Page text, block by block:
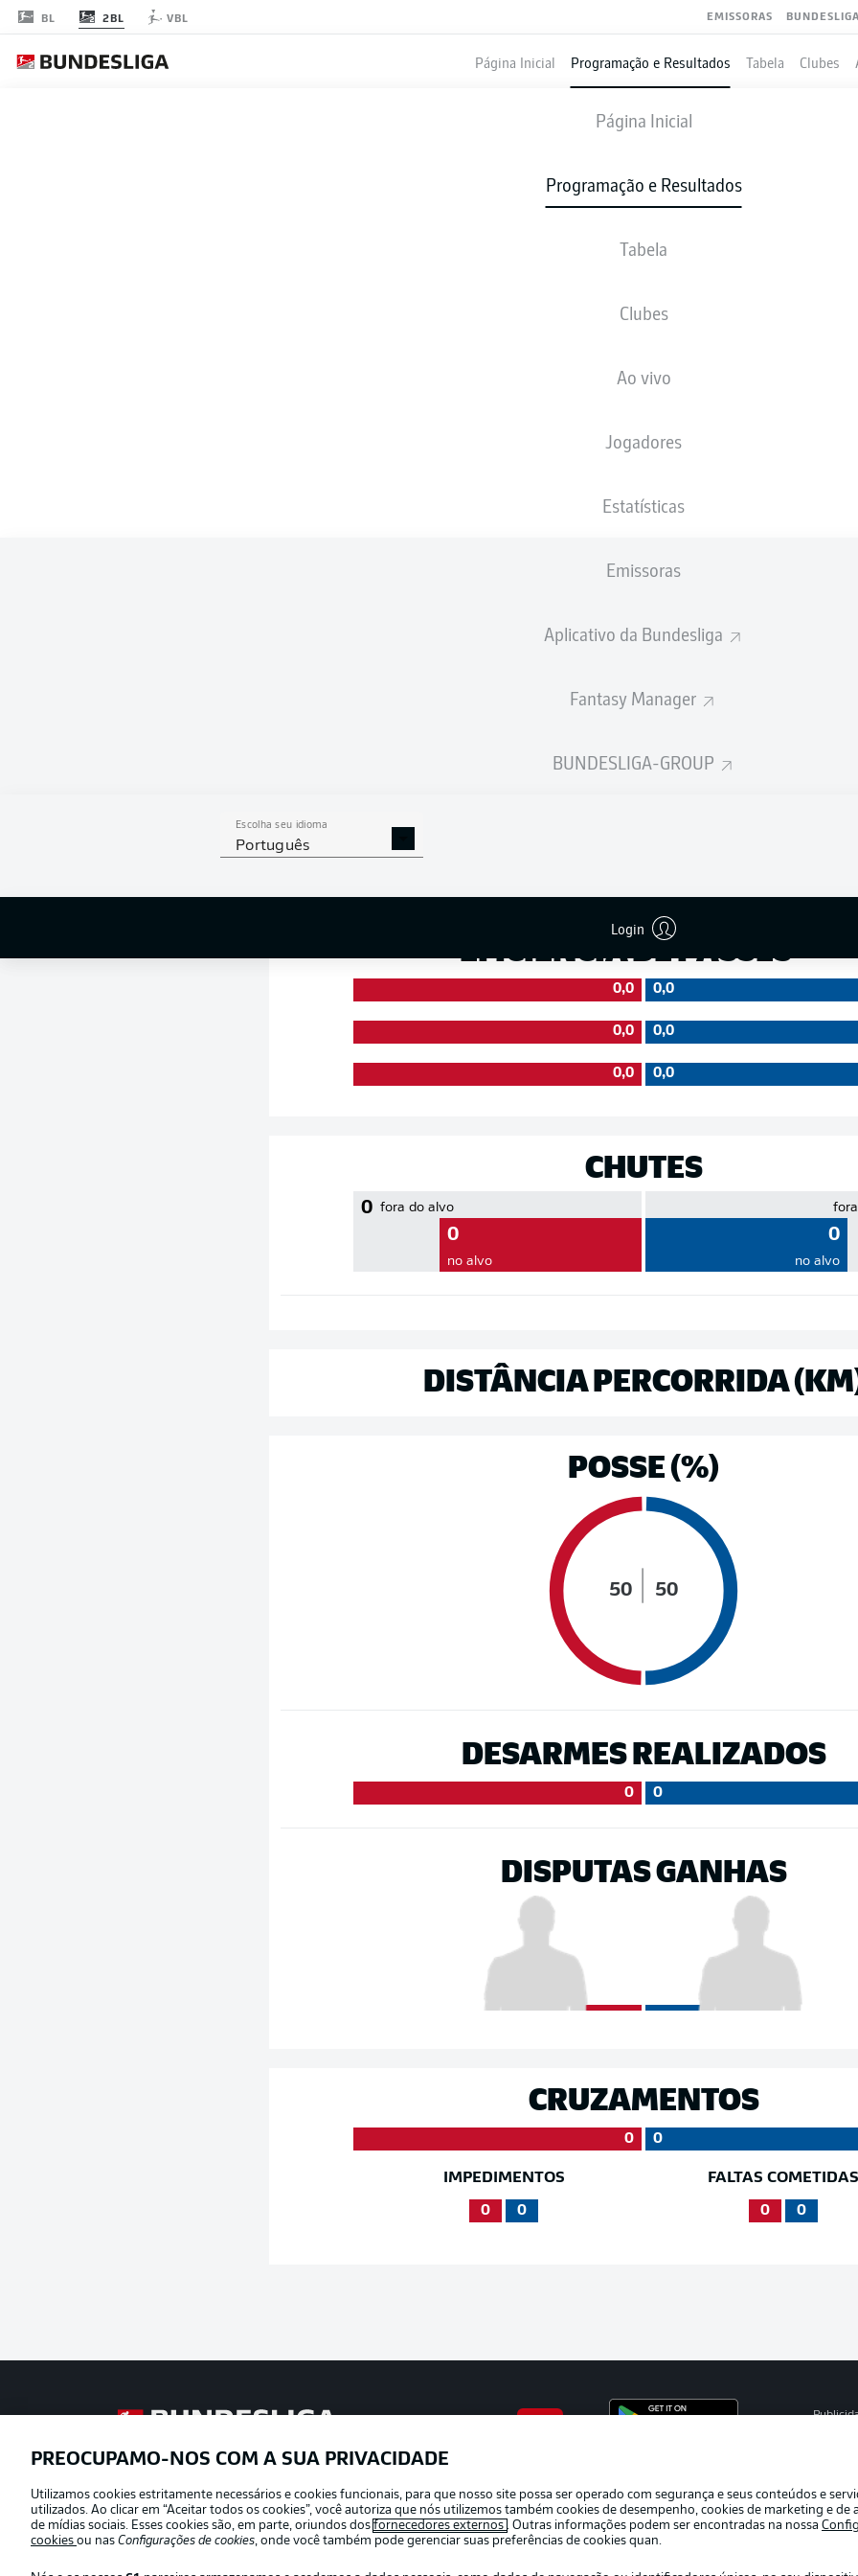
BL 2BL VBL EMISSORAS
Página Inicial Programação e Resultados Tabela Clubes
Página Inicial
Programação e Resultados
Tabela
Clubes
Ao vivo
Jogadores
Estatísticas
Emissoras
Aplicativo da Bundesliga
Fantasy Manager
BUNDESLIGA-GROUP
Escolha seu idioma
Português
Login
NUREMBERG HOLSTEIN KIEL
ESCALAÇÕES
XGOLS
EFICIÊNCIA DE PASSES
0,0 0,0
0,0 0,0
0,0 0,0
CHUTES
0 fora do alvo
0
no alvo
0
no alvo
DISTÂNCIA PERCORRIDA
POSSE (%)
50 50
DESARMES REALIZADOS
0 0
DISPUTAS GANHAS
CRUZAMENTOS
0 0
IMPEDIMENTOS
0 0
FALTAS COMETIDAS
0 0
Football as it’s meant to be
Oferecido por
Marca
PREOCUPAMO-NOS COM A SUA PRIVACIDADE
Utilizamos cookies estritamente necessários e cookies funcionais, para que nosso site possa ser operado com segurança e seus conteúdos e
utilizados. Ao clicar em “Aceitar todos os cookies”, você autoriza que nós utilizemos também cookies de desempenho, cookies de marketing e de
de mídias sociais. Esses cookies são, em parte, oriundos dos fornecedores externos . Outras informações podem ser encontradas na nossa
cookies ou nas Configurações de cookies, onde você também pode gerenciar suas preferências de cookies quan.